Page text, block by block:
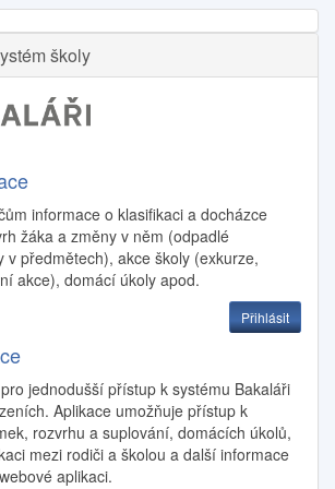
školy
informace o klasifikaci a docházce
žáka a změny v něm (odpadlé
v předmětech), akce školy (exkurze,
akce), domácí úkoly apod.
Přihlásit
jednodušší přístup k systému Bakaláři
Aplikace umožňuje přístup k
rozvrhu a suplování, domácích úkolů,
mezi rodiči a školou a další informace
aplikaci.